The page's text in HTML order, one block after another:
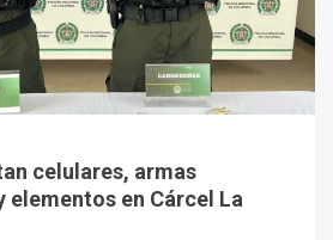
celulares, armas
elementos en Cárcel La